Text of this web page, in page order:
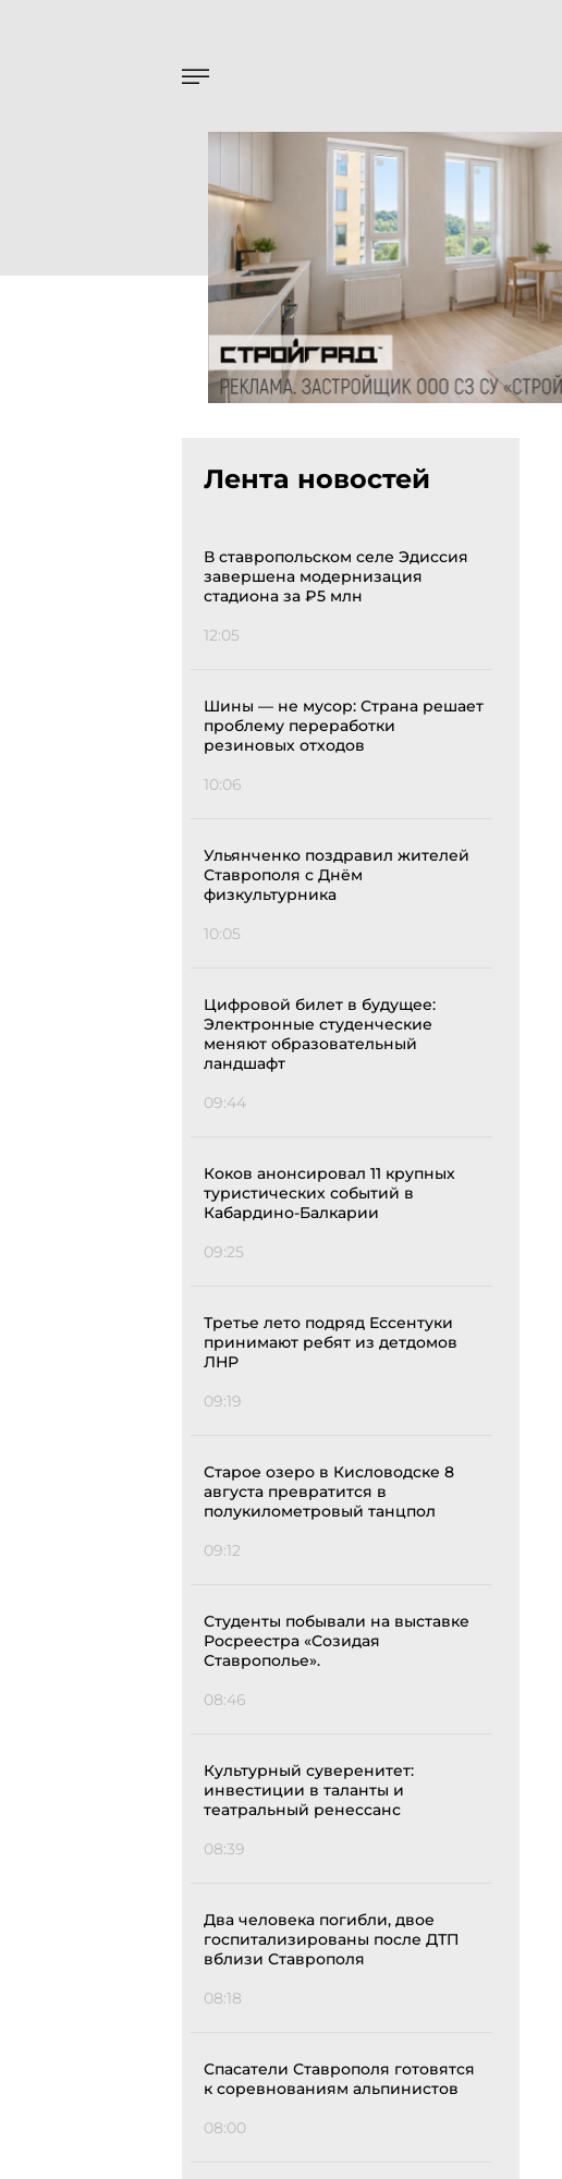
Лента новостей
В ставропольском селе Эдиссия
завершена модернизация
стадиона за ₽5 млн
12:05
Шины — не мусор: Страна решает
проблему переработки
резиновых отходов
10:06
Ульянченко поздравил жителей
Ставрополя с Днём
физкультурника
10:05
Цифровой билет в будущее:
Электронные студенческие
меняют образовательный
ландшафт
09:44
Коков анонсировал 11 крупных
туристических событий в
Кабардино-Балкарии
09:25
Третье лето подряд Ессентуки
принимают ребят из детдомов
ЛНР
09:19
Старое озеро в Кисловодске 8
августа превратится в
полукилометровый танцпол
09:12
Студенты побывали на выставке
Росреестра «Созидая
Ставрополье».
08:46
Культурный суверенитет:
инвестиции в таланты и
театральный ренессанс
08:39
Два человека погибли, двое
госпитализированы после ДТП
вблизи Ставрополя
08:18
Спасатели Ставрополя готовятся
к соревнованиям альпинистов
08:00